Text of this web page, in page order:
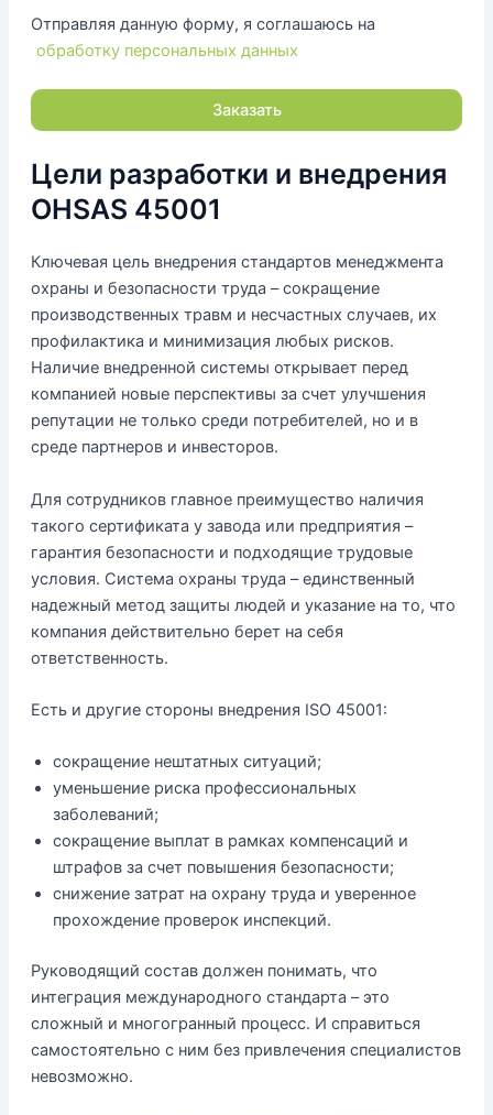
Отправляя данную форму, я соглашаюсь на
обработку персональных данных
Цели разработки и внедрения
OHSAS 45001
Ключевая цель внедрения стандартов менеджмента
охраны и безопасности труда – сокращение
производственных травм и несчастных случаев, их
профилактика и минимизация любых рисков.
Наличие внедренной системы открывает перед
компанией новые перспективы за счет улучшения
репутации не только среди потребителей, но и в
среде партнеров и инвесторов.
Для сотрудников главное преимущество наличия
такого сертификата у завода или предприятия –
гарантия безопасности и подходящие трудовые
условия. Система охраны труда – единственный
надежный метод защиты людей и указание на то, что
компания действительно берет на себя
ответственность.
Есть и другие стороны внедрения ISO 45001:
сокращение нештатных ситуаций;
уменьшение риска профессиональных
заболеваний;
сокращение выплат в рамках компенсаций и
штрафов за счет повышения безопасности;
снижение затрат на охрану труда и уверенное
прохождение проверок инспекций.
Руководящий состав должен понимать, что
интеграция международного стандарта – это
сложный и многогранный процесс. И справиться
самостоятельно с ним без привлечения специалистов
невозможно.